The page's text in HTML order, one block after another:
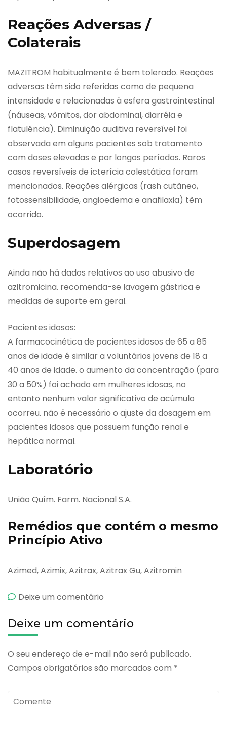
Reações Adversas /
Colaterais
MAZITROM habitualmente é bem tolerado. Reações
adversas têm sido referidas como de pequena
intensidade e relacionadas à esfera gastrointestinal
(náuseas, vômitos, dor abdominal, diarréia e
flatulência). Diminuição auditiva reversível foi
observada em alguns pacientes sob tratamento
com doses elevadas e por longos períodos. Raros
casos reversíveis de icterícia colestática foram
mencionados. Reações alérgicas (rash cutâneo,
fotossensibilidade, angioedema e anafilaxia) têm
ocorrido.
Superdosagem
Ainda não há dados relativos ao uso abusivo de
azitromicina. recomenda-se lavagem gástrica e
medidas de suporte em geral.
Pacientes idosos:
A farmacocinética de pacientes idosos de 65 a 85
anos de idade é similar a voluntários jovens de 18 a
40 anos de idade. o aumento da concentração (para
30 a 50%) foi achado em mulheres idosas, no
entanto nenhum valor significativo de acúmulo
ocorreu. não é necessário o ajuste da dosagem em
pacientes idosos que possuem função renal e
hepática normal.
Laboratório
União Quím. Farm. Nacional S.A.
Remédios que contém o mesmo
Princípio Ativo
Azimed, Azimix, Azitrax, Azitrax Gu, Azitromin
Deixe um comentário
Deixe um comentário
O seu endereço de e-mail não será publicado.
Campos obrigatórios são marcados com *
Comente